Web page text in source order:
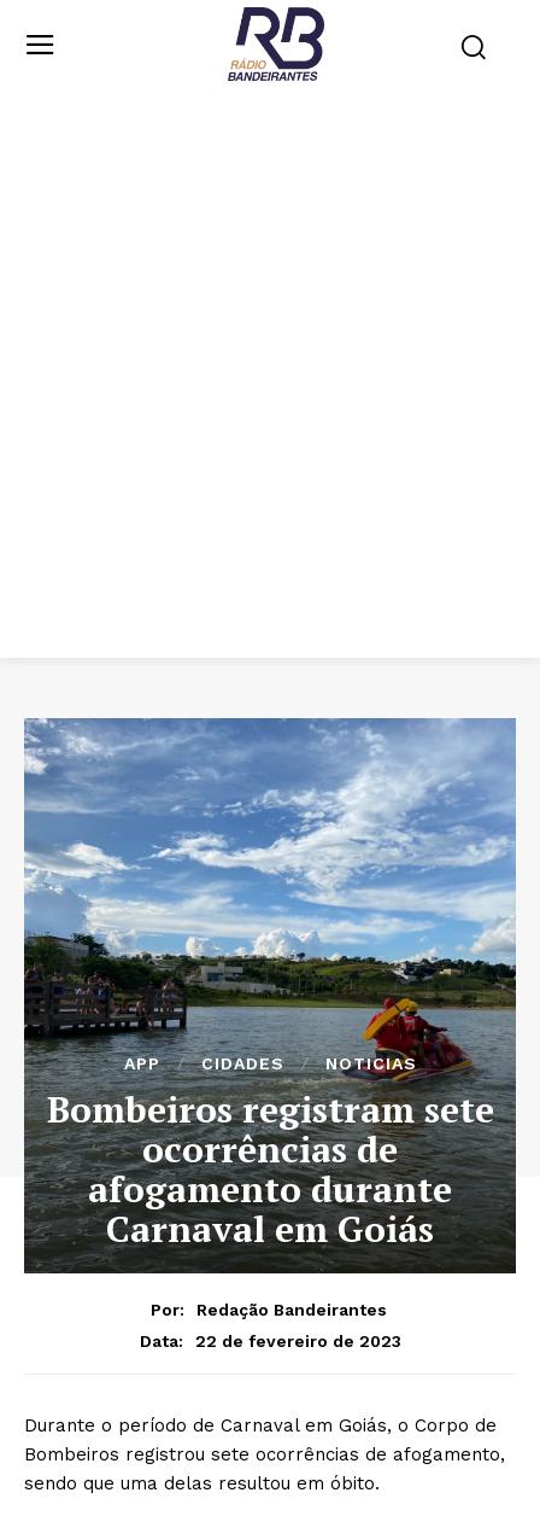
APP CIDADES NOTICIAS
Bombeiros registram sete
ocorrências de
afogamento durante
Carnaval em Goiás
Por:
Redação Bandeirantes
Data:
22 de fevereiro de 2023
Durante o período de Carnaval em Goiás, o Corpo de
Bombeiros registrou sete ocorrências de afogamento,
sendo que uma delas resultou em óbito.